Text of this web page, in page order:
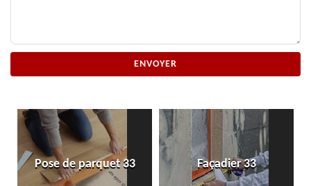
Pose de parquet 33 Façadier 33